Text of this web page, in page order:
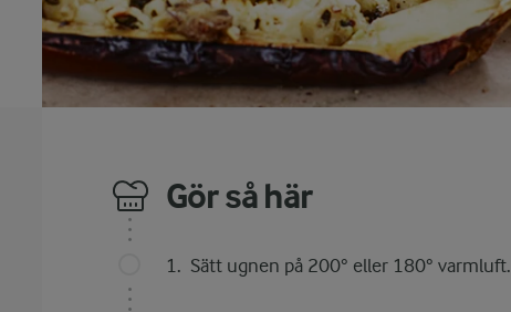
Gör så här
Sätt ugnen på 200° eller 180° varmluft.